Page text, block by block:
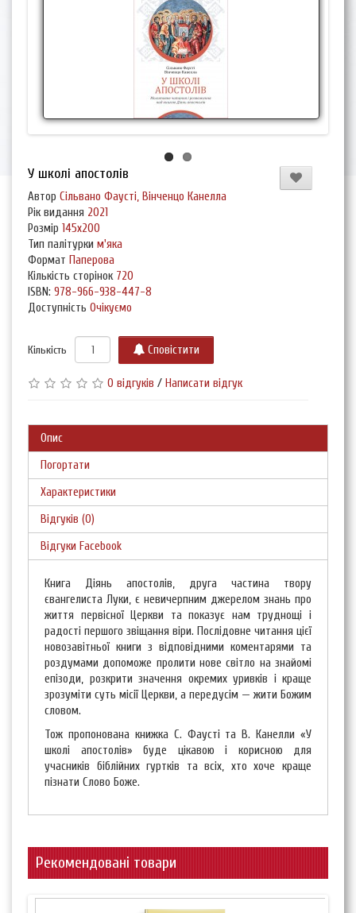
У школі апостолів
Автор Сільвано Фаусті, Вінченцо Канелла
Рік видання 2021
Розмір 145х200
Тип палітурки м'яка
Формат Паперова
Кількість сторінок 720
ISBN: 978-966-938-447-8
Доступність Очікуємо
Кількість Сповістити
0 відгуків / Написати відгук
Опис
Погортати
Характеристики
Відгуків (0)
Відгуки Facebook
Книга Діянь апостолів, друга частина твору
євангелиста Луки, є невичерпним джерелом знань про
життя первісної Церкви та показує нам труднощі і
радості першого звіщання віри. Послідовне читання цієї
новозавітньої книги з відповідними коментарями та
роздумами допоможе пролити нове світло на знайомі
епізоди, розкрити значення окремих уривків і краще
зрозуміти суть місії Церкви, а передусім — жити Божим
словом.
Тож пропонована книжка С. Фаусті та В. Канелли «У
школі апостолів» буде цікавою і корисною для
учасників біблійних гуртків та всіх, хто хоче краще
пізнати Слово Боже.
Рекомендовані товари